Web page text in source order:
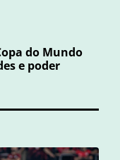
do Mundo
e poder